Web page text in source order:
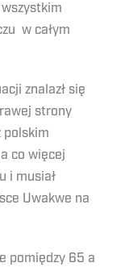
w całym
znalazł się
strony
polskim
co więcej
i musiał
Uwakwe na
pomiędzy 65 a